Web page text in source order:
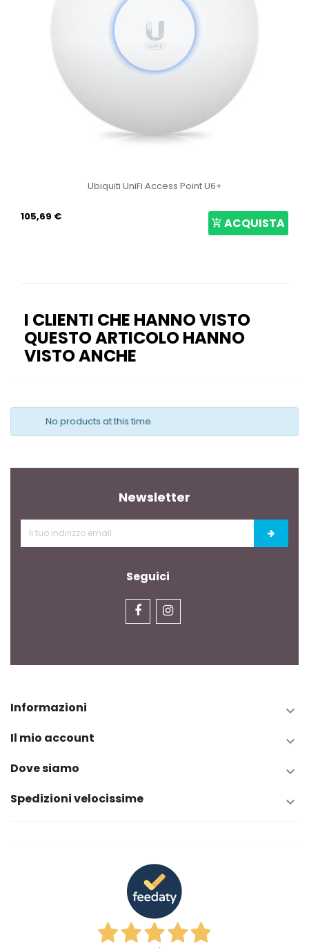
Ubiquiti UniFi Access Point U6+
105,69 € ACQUISTA
I CLIENTI CHE HANNO VISTO
QUESTO ARTICOLO HANNO
VISTO ANCHE
No products at this time.
Newsletter
Seguici
Informazioni 
Il mio account 
Dove siamo 
Spedizioni velocissime 